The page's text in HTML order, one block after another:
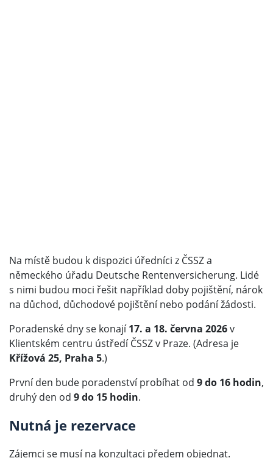
Na místě budou k dispozici úředníci z ČSSZ a
německého úřadu Deutsche Rentenversicherung. Lidé
s nimi budou moci řešit například doby pojištění, nárok
na důchod, důchodové pojištění nebo podání žádosti.
Poradenské dny se konají17. a 18. června 2026v
Klientském centru ústředí ČSSZ v Praze. (Adresa je
Křížová 25, Praha 5.)
První den bude poradenství probíhat od 9 do 16 hodin,
druhý den od 9 do 15 hodin.
Nutná je rezervace
Zájemci se musí na konzultaci předem objednat.